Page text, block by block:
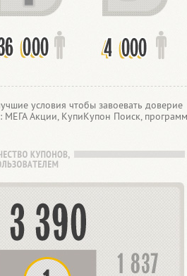
условия чтобы завоевать доверие
МЕГА Акции, КупиКупон Поиск,